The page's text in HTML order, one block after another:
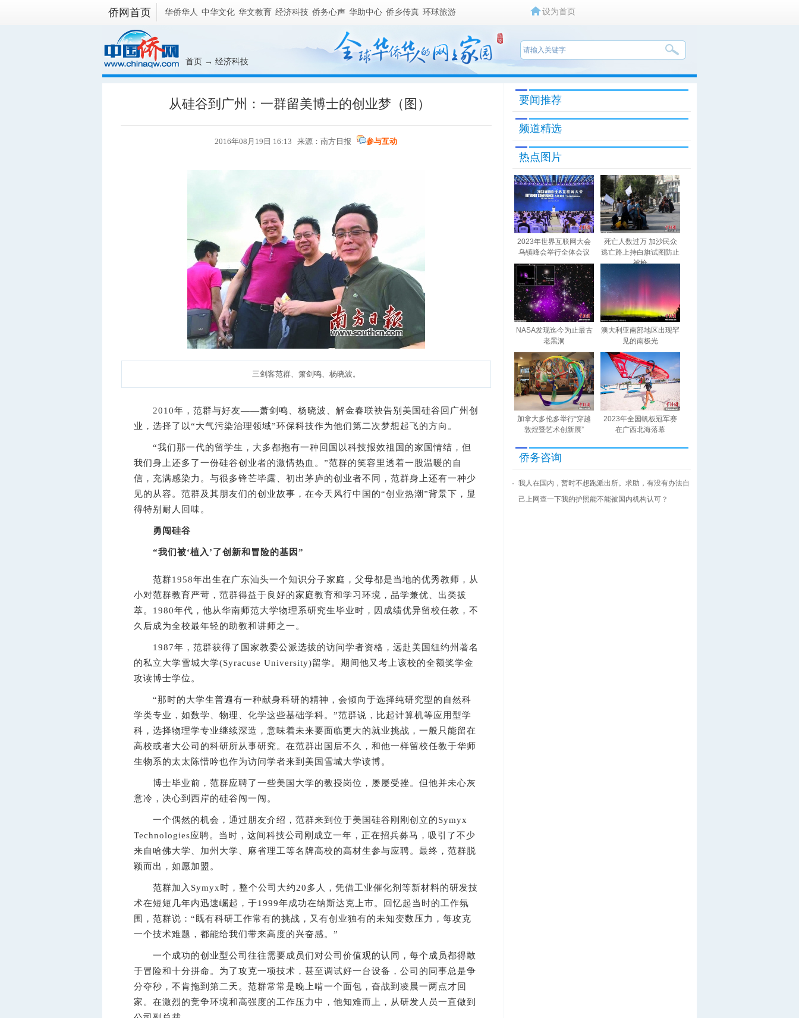
侨网首页 华侨华人 中华文化 华文教育 经济科技 侨务心声 华助中心 侨乡传真 环球旅游 设为首页
首页 → 经济科技
从硅谷到广州：一群留美博士的创业梦（图）
2016年08月19日 16:13 来源：南方日报 参与互动
三剑客范群、箫剑鸣、杨晓波。
2010年，范群与好友——萧剑鸣、杨晓波、解金春联袂告别美国硅谷回广州创
业，选择了以“大气污染治理领域”环保科技作为他们第二次梦想起飞的方向。
“我们那一代的留学生，大多都抱有一种回国以科技报效祖国的家国情结，但
我们身上还多了一份硅谷创业者的激情热血。”范群的笑容里透着一股温暖的自
信，充满感染力。与很多锋芒毕露、初出茅庐的创业者不同，范群身上还有一种少
见的从容。范群及其朋友们的创业故事，在今天风行中国的“创业热潮”背景下，显
得特别耐人回味。
勇闯硅谷
“我们被‘植入’了创新和冒险的基因”
范群1958年出生在广东汕头一个知识分子家庭，父母都是当地的优秀教师，从
小对范群教育严苛，范群得益于良好的家庭教育和学习环境，品学兼优、出类拔
萃。1980年代，他从华南师范大学物理系研究生毕业时，因成绩优异留校任教，不
久后成为全校最年轻的助教和讲师之一。
1987年，范群获得了国家教委公派选拔的访问学者资格，远赴美国纽约州著名
的私立大学雪城大学(Syracuse University)留学。期间他又考上该校的全额奖学金
攻读博士学位。
“那时的大学生普遍有一种献身科研的精神，会倾向于选择纯研究型的自然科
学类专业，如数学、物理、化学这些基础学科。”范群说，比起计算机等应用型学
科，选择物理学专业继续深造，意味着未来要面临更大的就业挑战，一般只能留在
高校或者大公司的科研所从事研究。在范群出国后不久，和他一样留校任教于华师
生物系的太太陈惜吟也作为访问学者来到美国雪城大学读博。
博士毕业前，范群应聘了一些美国大学的教授岗位，屡屡受挫。但他并未心灰
意冷，决心到西岸的硅谷闯一闯。
一个偶然的机会，通过朋友介绍，范群来到位于美国硅谷刚刚创立的Symyx
Technologies应聘。当时，这间科技公司刚成立一年，正在招兵募马，吸引了不少
来自哈佛大学、加州大学、麻省理工等名牌高校的高材生参与应聘。最终，范群脱
颖而出，如愿加盟。
范群加入Symyx时，整个公司大约20多人，凭借工业催化剂等新材料的研发技
术在短短几年内迅速崛起，于1999年成功在纳斯达克上市。回忆起当时的工作氛
围，范群说：“既有科研工作常有的挑战，又有创业独有的未知变数压力，每攻克
一个技术难题，都能给我们带来高度的兴奋感。”
一个成功的创业型公司往往需要成员们对公司价值观的认同，每个成员都得敢
于冒险和十分拼命。为了攻克一项技术，甚至调试好一台设备，公司的同事总是争
分夺秒，不肯拖到第二天。范群常常是晚上啃一个面包，奋战到凌晨一两点才回
家。在激烈的竞争环境和高强度的工作压力中，他知难而上，从研发人员一直做到
要闻推荐
频道精选
热点图片
2023年世界互联网大会
乌镇峰会举行全体会议
死亡人数过万 加沙民众
逃亡路上持白旗试图防止
被枪
NASA发现迄今为止最古
老黑洞
澳大利亚南部地区出现罕
见的南极光
加拿大多伦多举行“穿越
敦煌暨艺术创新展”
2023年全国帆板冠军赛
在广西北海落幕
侨务咨询
我人在国内，暂时不想跑派出所。求助，有没有办法自
己上网查一下我的护照能不能被国内机构认可？